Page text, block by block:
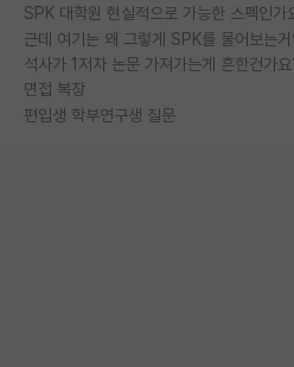
SPK 대학원 현실적으로 가능한 스펙인가
근데 여기는 왜 그렇게 SPK를 물어보는
석사가 1저자 논문 가져가는게 흔한건가
면접 복장
편입생 학부연구생 질문